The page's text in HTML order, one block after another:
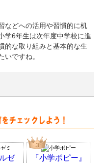
などへの活用や習慣的に机
学6年生は次年度中学校に進
的な取り組みと基本的な生
いですね。
ゼ
『小学ポピー』